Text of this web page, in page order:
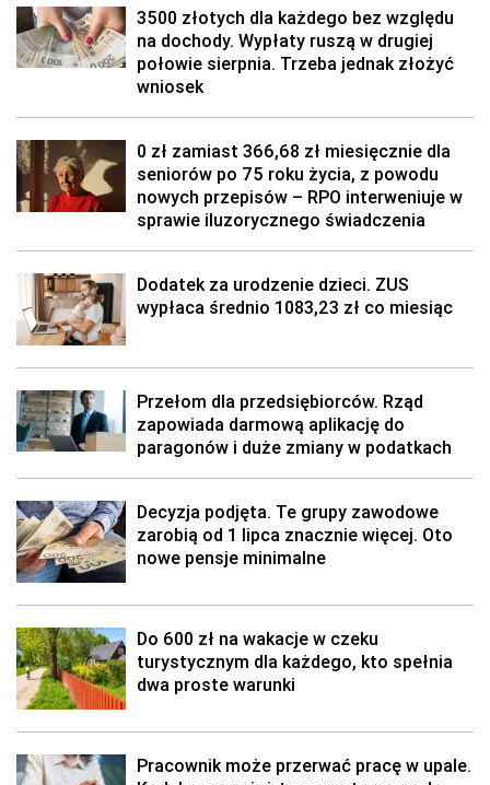
3500 złotych dla każdego bez względu
na dochody. Wypłaty ruszą w drugiej
połowie sierpnia. Trzeba jednak złożyć
wniosek
0 zł zamiast 366,68 zł miesięcznie dla
seniorów po 75 roku życia, z powodu
nowych przepisów – RPO interweniuje w
sprawie iluzorycznego świadczenia
Dodatek za urodzenie dzieci. ZUS
wypłaca średnio 1083,23 zł co miesiąc
Przełom dla przedsiębiorców. Rząd
zapowiada darmową aplikację do
paragonów i duże zmiany w podatkach
Decyzja podjęta. Te grupy zawodowe
zarobią od 1 lipca znacznie więcej. Oto
nowe pensje minimalne
Do 600 zł na wakacje w czeku
turystycznym dla każdego, kto spełnia
dwa proste warunki
Pracownik może przerwać pracę w upale.